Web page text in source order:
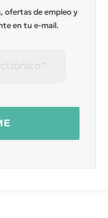
ofertas de empleo y
en tu e-mail.